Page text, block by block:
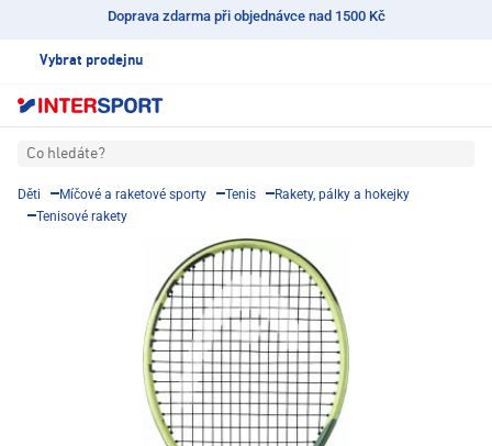
Doprava zdarma při objednávce nad 1500 Kč
Vybrat prodejnu
Co hledáte?
Děti Míčové a raketové sporty Tenis
Rakety, pálky a hokejky
Tenisové rakety